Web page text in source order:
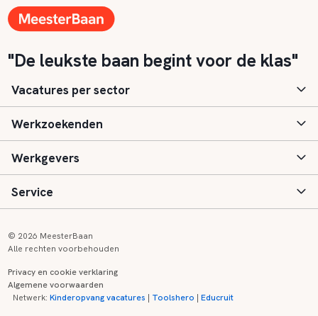
"De leukste baan begint voor de klas"
Vacatures per sector
Basisonderwijs
Speciaal (basis) onderwijs
Voortgezet onderwijs
Kinderopvang
Werkzoekenden
Aanmelden
Vacatures
Zij-instroom informatie
Werkgevers
Inloggen
Registreren
Service
Onderwijs links
© 2026 MeesterBaan
Alle rechten voorbehouden
Privacy en cookie verklaring
Algemene voorwaarden
Netwerk:Kinderopvang vacatures | Toolshero |Educruit